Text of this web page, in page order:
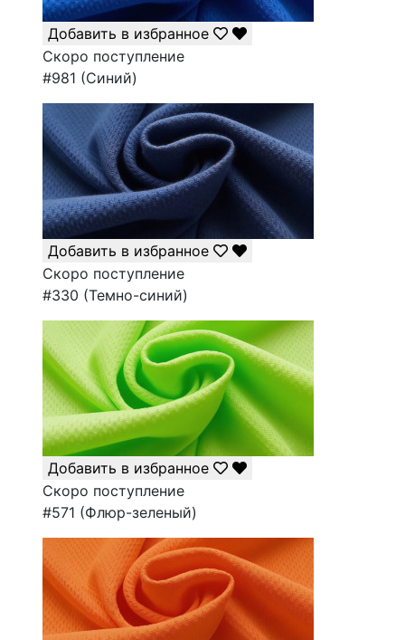
Добавить в избранное
Скоро поступление
#981 (Синий)
Добавить в избранное
Скоро поступление
#330 (Темно-синий)
Добавить в избранное
Скоро поступление
#571 (Флюр-зеленый)